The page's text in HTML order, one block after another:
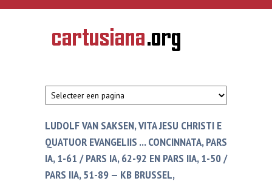
Overslaan en naar de inhoud gaan
CARTUSIANA
Geschiedenis
van de
LUDOLF VAN SAKSEN, VITA JESU CHRISTI E
QUATUOR EVANGELIIS ... CONCINNATA, PARS
IA, 1-61 / PARS IA, 62-92 EN PARS IIA, 1-50 /
PARS IIA, 51-89 — KB BRUSSEL,